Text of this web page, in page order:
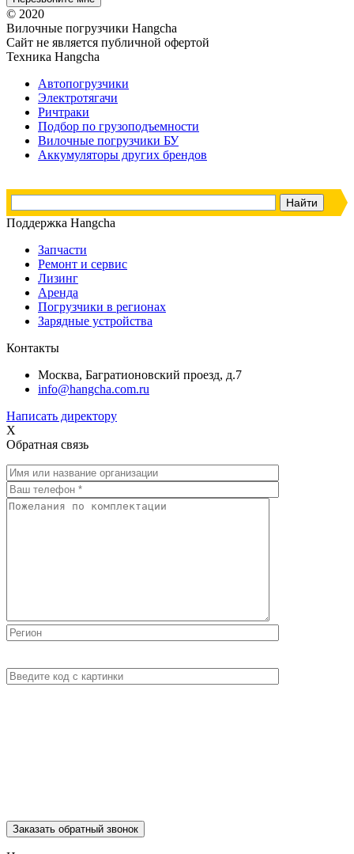
© 2020
Вилочные погрузчики Hangcha
Сайт не является публичной офертой
Техника Hangcha
Автопогрузчики
Электротягачи
Ричтраки
Подбор по грузоподъемности
Вилочные погрузчики БУ
Аккумуляторы других брендов
Поддержка Hangcha
Запчасти
Ремонт и сервис
Лизинг
Аренда
Погрузчики в регионах
Зарядные устройства
Контакты
Москва, Багратионовский проезд, д.7
info@hangcha.com.ru
Написать директору
X
Обратная связь